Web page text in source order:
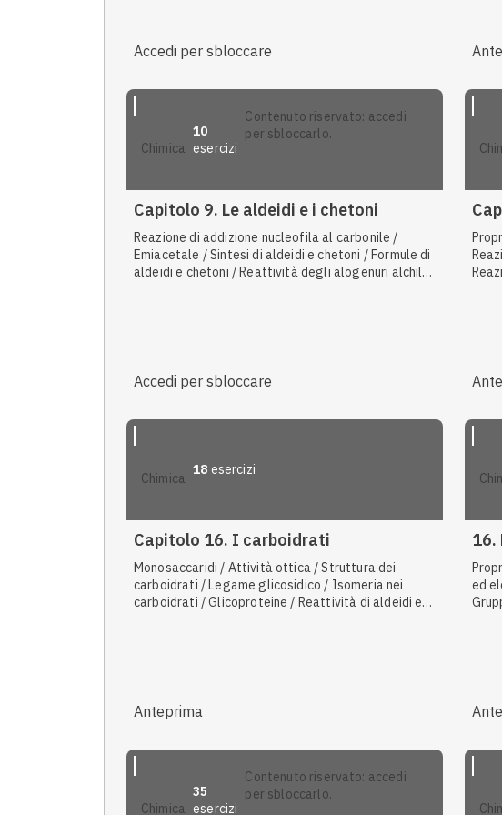
Accedi per sbloccare
chimica
10
esercizi
contenuto riservato: accedi
per sbloccarlo.
Capitolo 9. Le aldeidi e i chetoni
Reazione di addizione nucleofila al carbonile /
Emiacetale / Sintesi di aldeidi e chetoni / Formule di
aldeidi e chetoni / Reattività degli alogenuri alchilici
Accedi per sbloccare
chimica
18 esercizi
Capitolo 16. I carboidrati
Monosaccaridi / Attività ottica / Struttura dei
carboidrati / Legame glicosidico / Isomeria nei
carboidrati / Glicoproteine / Reattività di aldeidi e
Anteprima
16.
ed
chimica
35
esercizi
contenuto riservato: accedi
per sbloccarlo.